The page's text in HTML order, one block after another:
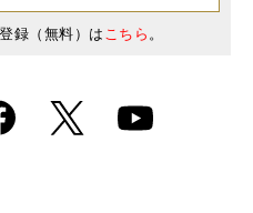
録（無料）はこちら。
X Youtube